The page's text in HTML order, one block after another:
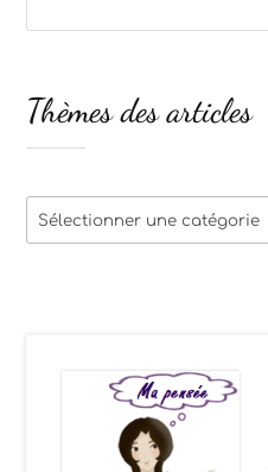
Thèmes des articles
Thèmes
des